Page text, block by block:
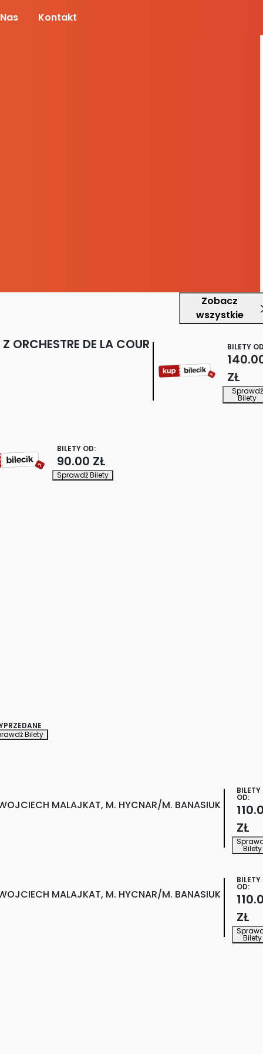
Kontakt
Zobacz
wszystkie
DE LA COUR BILETY
ZŁ
Sprawdź
Bilety
BILETY OD:
90.00 ZŁ
Sprawdź Bilety
Bilety
MALAJKAT, M. HYCNAR/M. BANASIUK
BILETY
OD:
ZŁ
Bilety
MALAJKAT, M. HYCNAR/M. BANASIUK
BILETY
OD:
ZŁ
Bilety